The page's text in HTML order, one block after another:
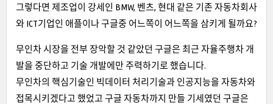
그렇다면 제조업이 강세인 BMW, 벤츠, 현대 같은 기존 자동차회사
와 ICT기업인 애플이나 구글중 어느쪽이 어느쪽을 삼키게 될까요?
무인차 시장을 전부 장악할 것 같았던 구글은 최근 자율주행차 개
발을 중단하고 기술 개발에만 주력하기로 했습니다.
무인차의 핵심기술인 빅데이터 처리기술과 인공지능을 자동차와
접목시키겠다고 했었고 구글 자동차까지 만들 기세였던 구글은